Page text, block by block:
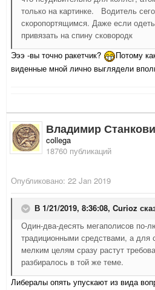
только на картинке. Водитель
скоропортящимся. Даже если
привязать на спину сковородк
Эээ -вы точно ракетчик?
Потому
виденные мной лично выглядели
Владимир
collega
18760 публикаций
Опубликовано: 22 Jan 2019
В 1/21/2019, 8:36:08, Curioz
Один-два-десять мегаполисов по-
традиционными средствами, а для
мелким целям сразу растут
разбиралось в той же теме.
Либералы опять упускают из вида